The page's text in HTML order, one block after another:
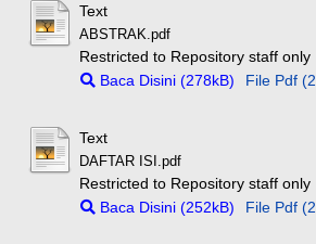
Text
ABSTRAK.pdf
Restricted to Repository staff only
Baca Disini (278kB)
File Pdf
Text
DAFTAR ISI.pdf
Restricted to Repository staff only
Baca Disini (252kB)
File Pdf